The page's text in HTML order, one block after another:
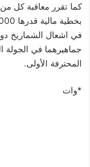
كما تقرر معاقبة كل من
في اشعال الشماريخ
جماهيرهما في الجولة
المحترفة الأولى.
*وات